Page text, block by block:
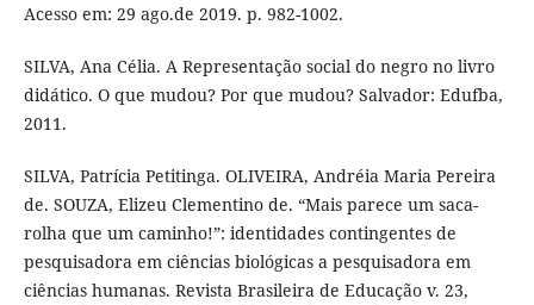
Acesso em: 29 ago.de 2019. p. 982-1002.
SILVA, Ana Célia. A Representação social do negro no livro
didático. O que mudou? Por que mudou? Salvador: Edufba,
2011.
SILVA, Patrícia Petitinga. OLIVEIRA, Andréia Maria Pereira
de. SOUZA, Elizeu Clementino de. “Mais parece um saca-
rolha que um caminho!”: identidades contingentes de
pesquisadora em ciências biológicas a pesquisadora em
ciências humanas. Revista Brasileira de Educação v. 23,